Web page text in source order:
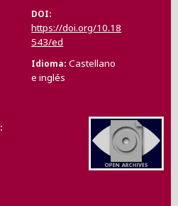
DOI
https://doi.org/10.18
543/ed
Idioma Castellano
e inglés